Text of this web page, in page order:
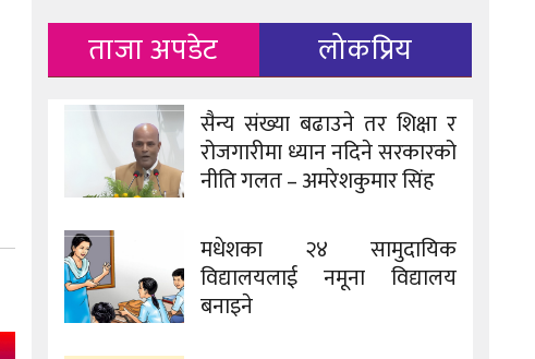
ताजा अपडेट लोकप्रिय
सैन्य संख्या बढाउने तर शिक्षा र
रोजगारीमा ध्यान नदिने सरकारको
नीति गलत – अमरेशकुमार सिंह
मधेशका २४ सामुदायिक
विद्यालयलाई नमूना विद्यालय
बनाइने